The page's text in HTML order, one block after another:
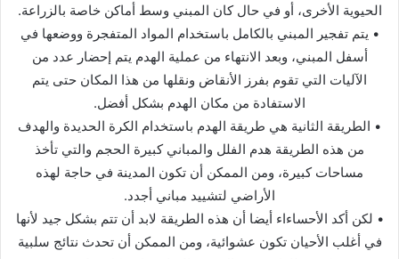
الحيوية الأخرى، أو في حال كان المبني وسط أماكن خاصة بالزراعة.
• يتم تفجير المبني بالكامل باستخدام المواد المتفجرة ووضعها في
أسفل المبني، وبعد الانتهاء من عملية الهدم يتم إحضار عدد من
الآليات التي تقوم بفرز الأنقاض ونقلها من هذا المكان حتى يتم
الاستفادة من مكان الهدم بشكل أفضل.
• الطريقة الثانية هي طريقة الهدم باستخدام الكرة الحديدة والهدف
من هذه الطريقة هدم الفلل والمباني كبيرة الحجم والتي تأخذ
مساحات كبيرة، ومن الممكن أن تكون المدينة في حاجة لهذه
الأراضي لتشييد مباني أجدد.
• لكن أكد الأحساءاء أيضا أن هذه الطريقة لابد أن تتم بشكل جيد لأنها
في أغلب الأحيان تكون عشوائية، ومن الممكن أن تحدث نتائج سلبية